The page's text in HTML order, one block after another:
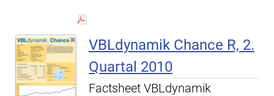
VBLdynamik Chance R, 2.
Quartal 2010
Factsheet VBLdynamik